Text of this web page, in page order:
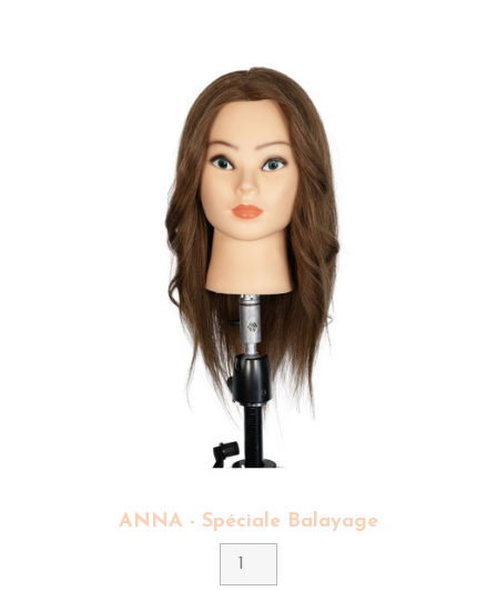
ANNA - Spéciale Balayage